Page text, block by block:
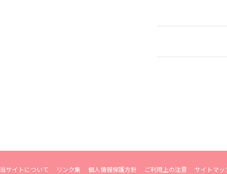
当サイトについて リンク集 個人情報保護方針 ご利用上の注意
サイトマッ